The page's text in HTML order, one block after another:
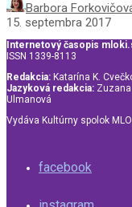
Barbora
15. septembra 2017
Internetový časopis
ISSN 1339-8113
Redakcia: Katarína K.
Jazyková redakcia:
Ulmanová
Vydáva Kultúrny spolok
facebook